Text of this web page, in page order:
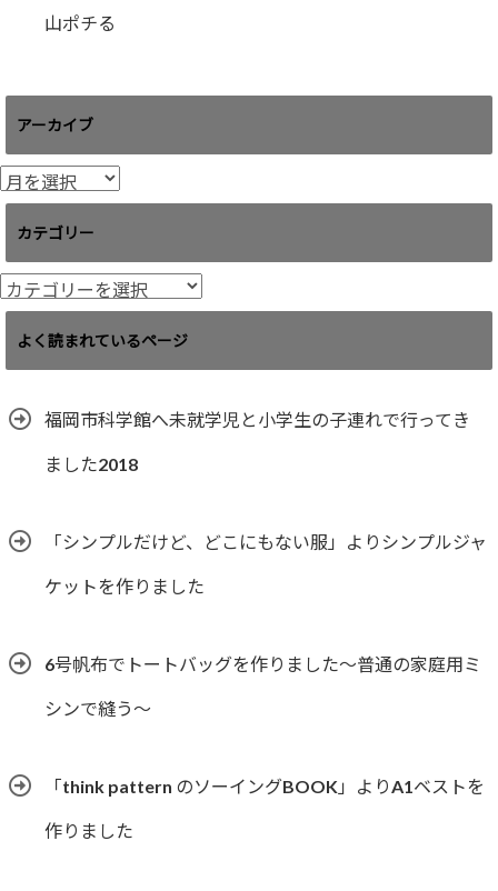
山ポチる
アーカイブ
ア
ー
イ
ブ
カテゴリー
カ
テ
リ
よく読まれているページ
福岡市科学館へ未就学児と小学生の子連れで行ってき
ました2018
「シンプルだけど、どこにもない服」よりシンプルジャ
ケットを作りました
6号帆布でトートバッグを作りました〜普通の家庭用ミ
シンで縫う〜
「think pattern のソーイングBOOK」よりA1ベストを
作りました